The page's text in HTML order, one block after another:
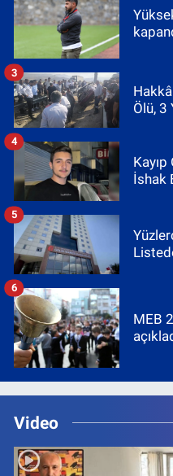
Ölü, 3
3
İshak
4
5
MEB
6
Video